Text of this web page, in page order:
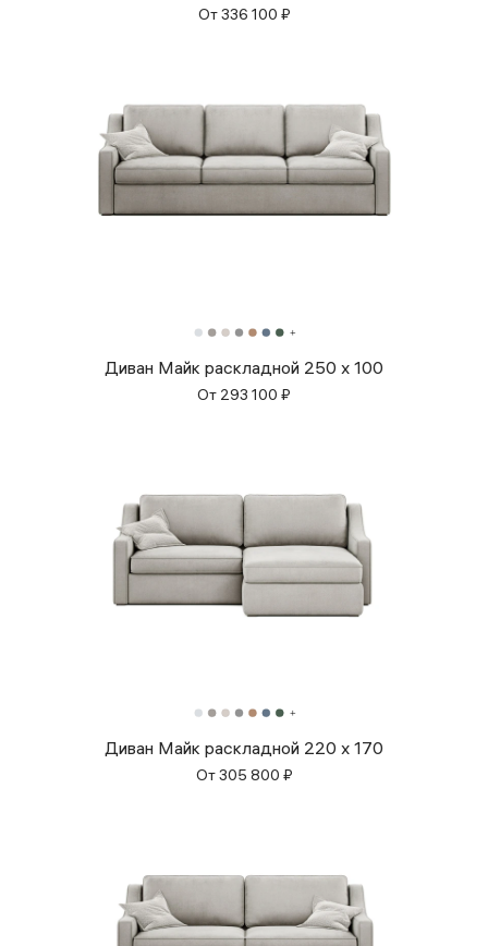
От336 100 ₽
Диван Майк раскладной 250 x 100
От 293 100 ₽
Диван Майк раскладной 220 x 170
От305 800 ₽